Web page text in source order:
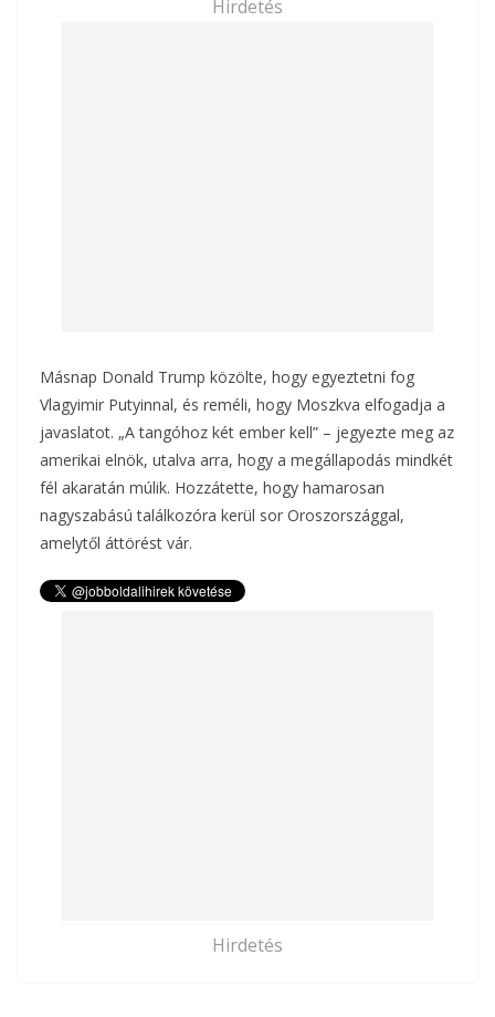
Hirdetés
Másnap Donald Trump közölte, hogy egyeztetni fog
Vlagyimir Putyinnal, és reméli, hogy Moszkva elfogadja a
javaslatot. „A tangóhoz két ember kell” – jegyezte meg az
amerikai elnök, utalva arra, hogy a megállapodás mindkét
fél akaratán múlik. Hozzátette, hogy hamarosan
nagyszabású találkozóra kerül sor Oroszországgal,
amelytől áttörést vár.
Hirdetés